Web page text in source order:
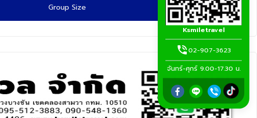
Group Size
Ksmiletravel
02-907-3623
จันทร์-ศุกร์ 9.00-17.30 น.